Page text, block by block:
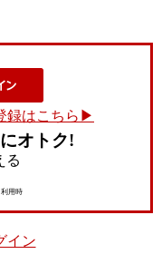
録はこちら▶
オトク!
る
用時
イン